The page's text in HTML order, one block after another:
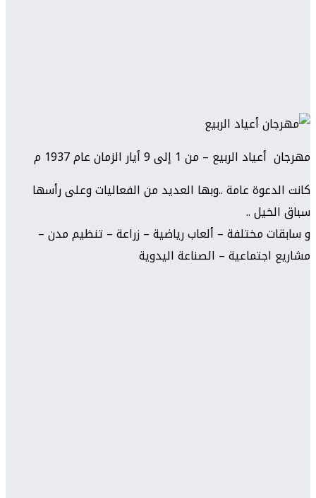
مهرجان أعياد الربيع – من 1 إلى 9 أيار الزمان عام 1937 م
كانت الدعوة عامة ..وبها العديد من الفعاليات وعلى رأسها
سباق الخيل ..
و سابقات مختلفة – ألعاب رياضية – زراعة – تنظيم مدن –
مشاريع اجتماعية – الصناعة اليدوية